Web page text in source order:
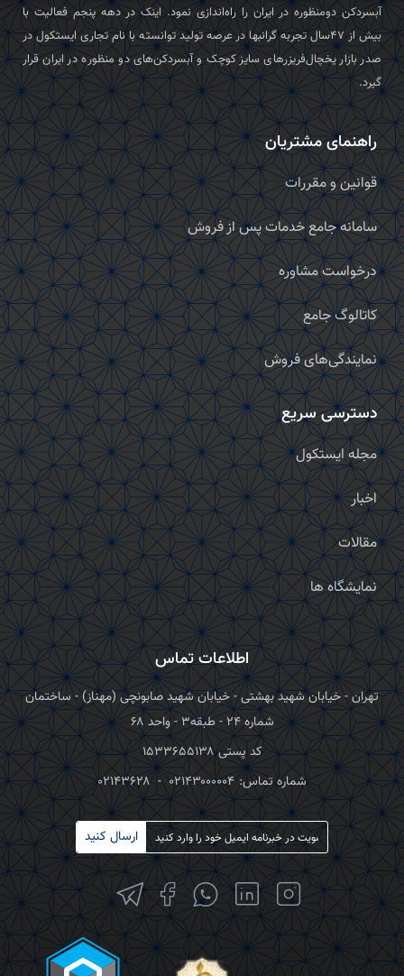
ارسال کنید
آبسردکن دومنظوره در ایران را راه‌اندازی نمود. اینک در دهه پنجم فعالیت با
بیش از ۴۷سال تجربه گرانبها در عرصه تولید توانسته با نام تجاری ایستکول در
صدر بازار یخچال‌فریزرهای سایز کوچک و آبسردکن‌های دو منظوره در ایران قرار
گیرد.
راهنمای مشتریان
قوانین و مقررات
سامانه جامع خدمات پس از فروش
درخواست مشاوره
کاتالوگ جامع
نمایندگی‌های فروش
دسترسی سریع
مجله ایستکول
اخبار
مقالات
نمایشگاه ها
اطلاعات تماس
تهران - خیابان شهید بهشتی - خیابان شهید صابونچی (مهناز) - ساختمان
شماره ۲۴ - طبقه۳ - واحد ۶۸
کد پستی ۱۵۳۳۶۵۵۱۳۸
شماره تماس: ۰۲۱۴۳۰۰۰۰۰۴ - ۰۲۱۴۳۶۲۸